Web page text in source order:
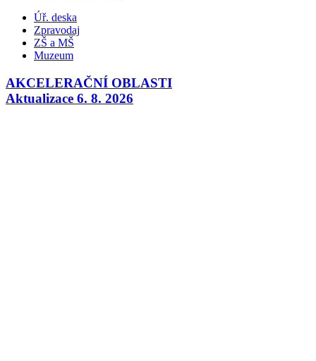
Úř. deska
Zpravodaj
ZŠ a MŠ
Muzeum
AKCELERAČNÍ OBLASTI
Aktualizace 6. 8. 2026